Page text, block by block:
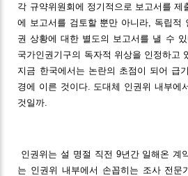
각 규약위원회에 정기적으로 보고서를 제
에 보고서를 검토할 뿐만 아니라, 독립적
권 상황에 대한 별도의 보고서를 낼 수
국가인권기구의 독자적 위상을 인정하고
지금 한국에서는 논란의 초점이 되어 급
경에 이른 것이다. 도대체 인권위 내부에
것일까.
인권위는 설 명절 직전 9년간 일해온 계
는 인권위 내부에서 손꼽히는 조사 전문